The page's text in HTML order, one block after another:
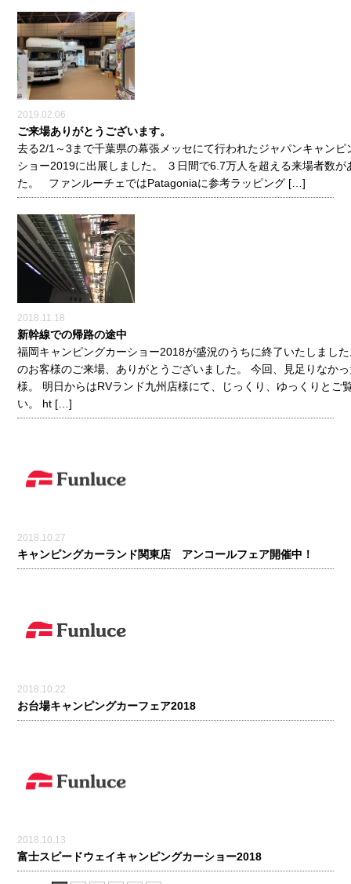
2019.02.06
ご来場ありがとうございます。
去る2/1～3まで千葉県の幕張メッセにて行われたジャパンキャンピ
ショー2019に出展しました。 ３日間で6.7万人を超える来場者数が
た。 ファンルーチェではPatagoniaに参考ラッピング […]
2018.11.18
新幹線での帰路の途中
福岡キャンピングカーショー2018が盛況のうちに終了いたしまし
のお客様のご来場、ありがとうございました。 今回、見足りなか
様。 明日からはRVランド九州店様にて、じっくり、ゆっくりとご
い。 ht […]
2018.10.27
キャンピングカーランド関東店 アンコールフェア開催中！
2018.10.22
お台場キャンピングカーフェア2018
2018.10.13
富士スピードウェイキャンピングカーショー2018